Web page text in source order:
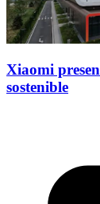
Xiaomi
sostenible